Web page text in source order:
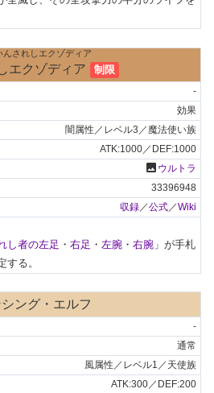
んされしエクゾディア
エクゾディア 制限
-
効果
闇属性／レベル3／魔法使い族
ATK:1000／DEF:1000
photo ウルトラ
33396948
収録／公式／Wiki
し者の左足 ・ 右足 ・ 左腕 ・ 右腕 」が手札
する。
ング・エルフ
-
通常
風属性／レベル1／天使族
ATK:300／DEF:200